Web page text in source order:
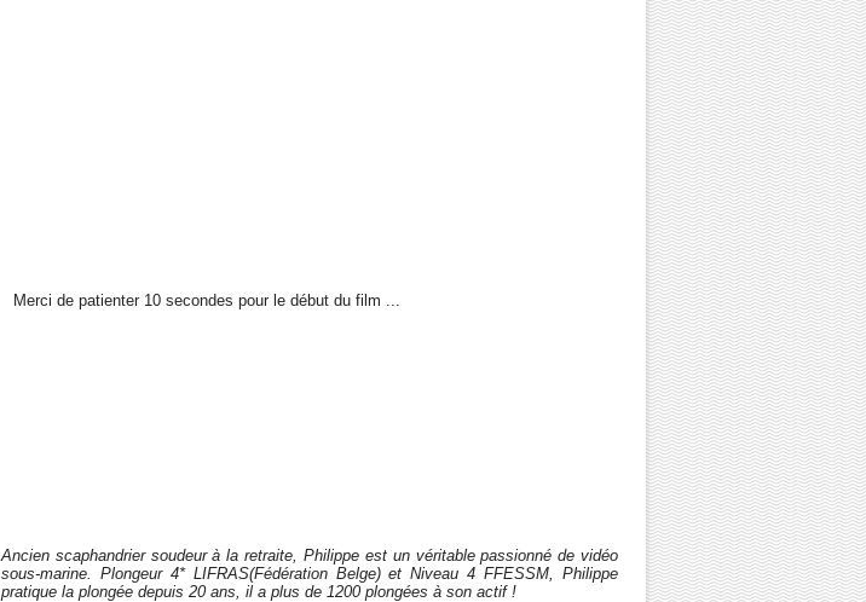
Merci de patienter 10 secondes pour le début du film ...
Ancien scaphandrier soudeur à la retraite, Philippe est un véritable passionné de vidéo
sous-marine. Plongeur 4* LIFRAS(Fédération Belge) et Niveau 4 FFESSM, Philippe
pratique la plongée depuis 20 ans, il a plus de 1200 plongées à son actif !